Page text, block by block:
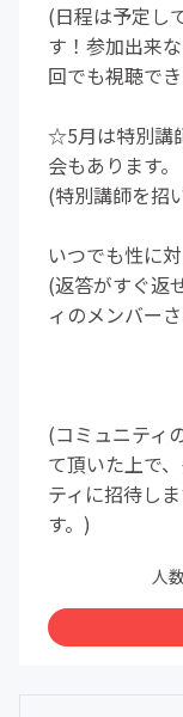
(日程は予定し
す！参加出来
回でも視聴で
☆5月は特別講
会もあります。
(特別講師を招
いつでも性に
(返答がすぐ返
ィのメンバー
(コミュニティ
て頂いた上で
ティに招待し
す。)
人